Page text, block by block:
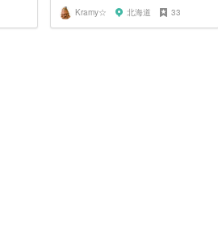
Kramy☆ 北海道 33